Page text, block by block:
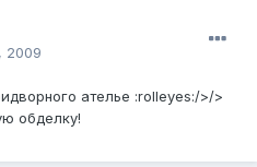
2009
ателье :rolleyes:/>/>
обделку!